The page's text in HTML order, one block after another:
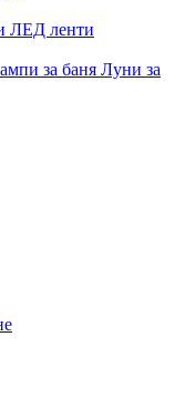
ЛЕД ленти
за баня Луни за